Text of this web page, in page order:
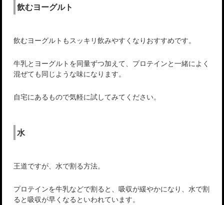
飲むヨーグルト
飲むヨーグルトもスッキリ飲みやすくなりおすすめです。
牛乳とヨーグルトを同量ずつ加えて、プロテインと一緒によく
混ぜても同じような味になります。
自宅にあるもので気軽に試してみてください。
水
王道ですが、水で割る方法。
プロテインを牛乳などで割ると、吸収が緩やかになり、水で割
ると吸収が早くなるといわれています。